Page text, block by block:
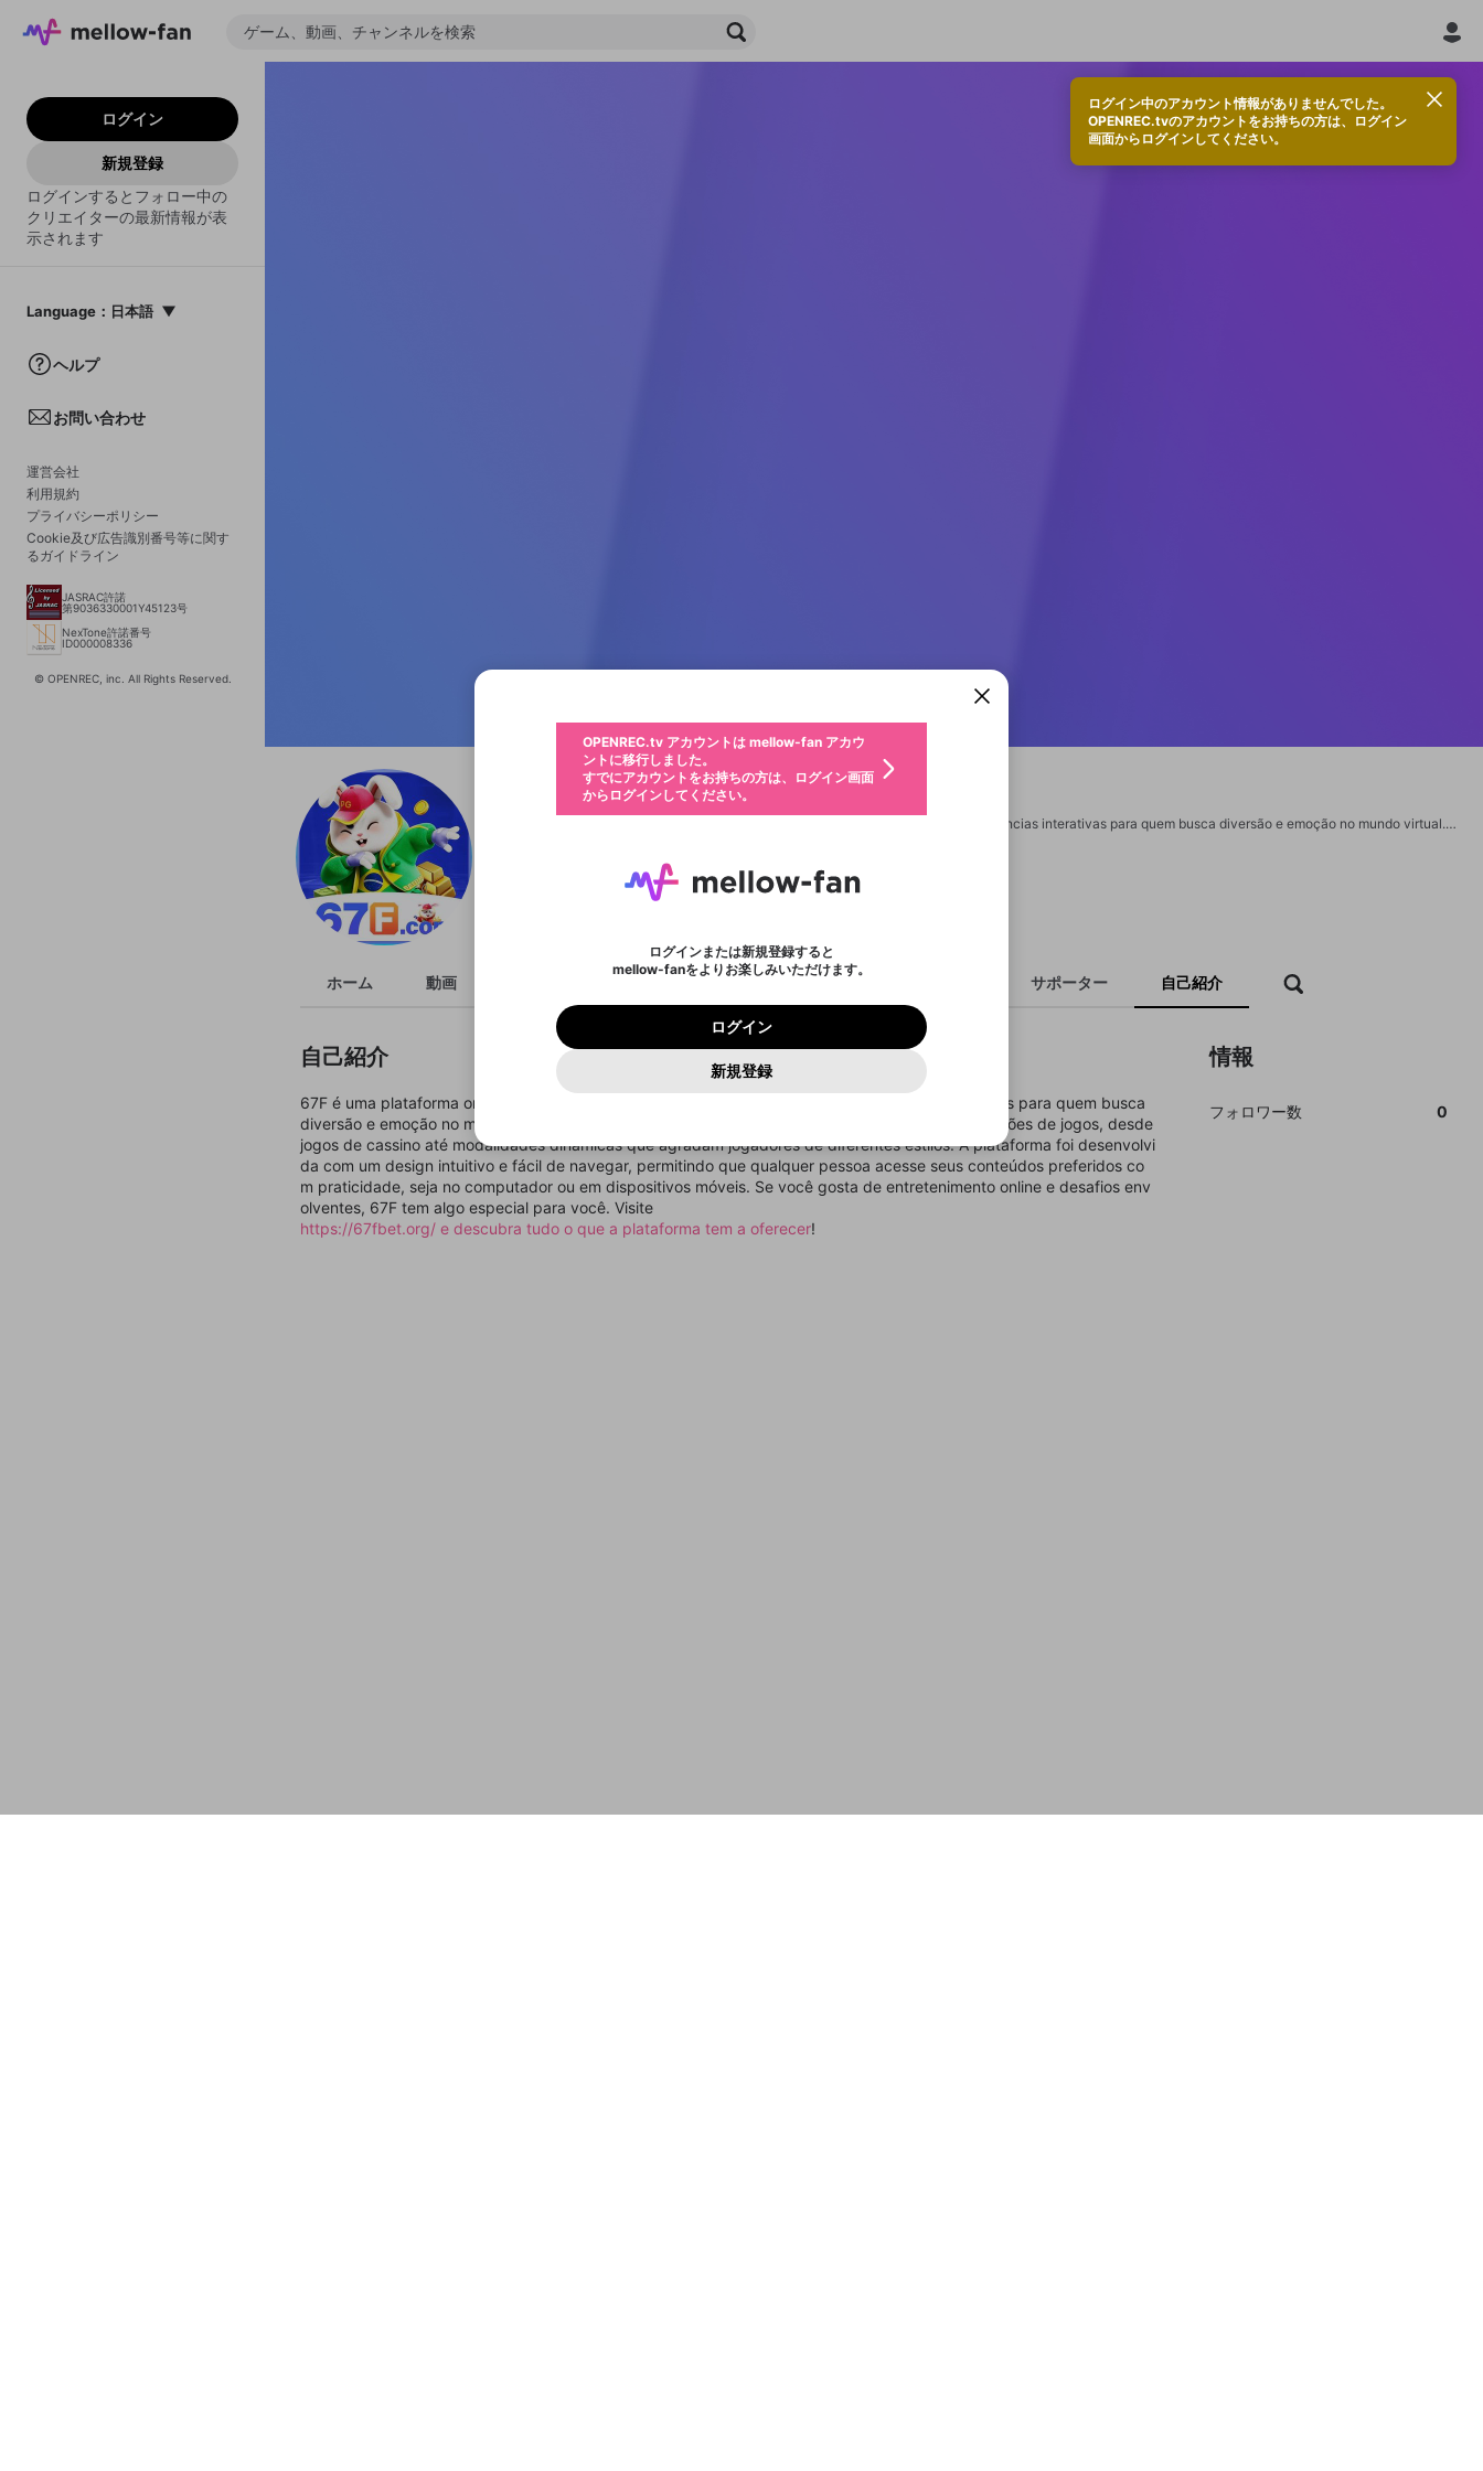
検索履歴をすべて削除しますか？
いいえ はい
ログイン
新規登録
ログインするとフォロー中の
クリエイターの最新情報が表
示されます
Language ： 日本語
中文(簡体)
ヘルプ
お問い合わせ
運営会社
利用規約
プライバシーポリシー
Cookie及び広告識別番号等に関す
るガイドライン
JASRAC許諾
第9036330001Y45123号
NexTone許諾番号
ID000008336
© OPENREC, inc. All Rights Reserved.
ログイン中のアカウント情報がありませんでした。
OPENREC.tvのアカウントをお持ちの方は、ログイン
画面からログインしてください。
67F BET
67F é uma plataforma online de entretenimento digital que oferece jogos e experiências interativas para quem busca diversão e emoção no mundo virtual. No site, os usuários podem encontrar uma variedade de opções de jogos, desde jogos de cassino até modalidades dinâmicas que agradam jogadores de diferentes estilos. A plataforma foi desenvolvida com um design intuitivo e fácil de navegar, permitindo que qualquer pessoa acesse seus conteúdos preferidos com praticidade, seja no computador ou em dispositivos móveis. Se você gosta de entretenimento online e desafios envolventes, 67F tem algo especial para você. Visite https://67fbet.org/ e descubra tudo o que a plataforma tem a oferecer!
ホーム 動画 プレイリスト フォロー サポーター 自己紹介
自己紹介
67F é uma plataforma online de entretenimento digital que oferece jogos e experiências interativas para quem busca
diversão e emoção no mundo virtual. No site, os usuários podem encontrar uma variedade de opções de jogos, desde
jogos de cassino até modalidades dinâmicas que agradam jogadores de diferentes estilos. A plataforma foi desenvolvi
da com um design intuitivo e fácil de navegar, permitindo que qualquer pessoa acesse seus conteúdos preferidos co
m praticidade, seja no computador ou em dispositivos móveis. Se você gosta de entretenimento online e desafios env
olventes, 67F tem algo especial para você. Visite
https://67fbet.org/ e descubra tudo o que a plataforma tem a oferecer!
情報
フォロワー数 0
ブロックリストに追加しますか？
キャンセル OK
この動画の公開は終了しました
OK
ファンレター
応援している配信者にファンレターを送ることができま
す。好きなデザインを選んでメッセージを書いたり、エ
ールアイテムでデコレーションして、配信者に届けまし
※ファンレター機能は有料サービスです。
ファンレターを作成
マイページに表示されている動画 (ライブ配信、配信予定、ア
ーカイブ、アップロード動画) をページのトップに1つ固定で
きます。動画タイトル横のメニューより設定することができま
す。
動画プレイリストを選択
動画プレイリストを選択
選択できるプレイリストがありません。プレイリストは動画の再生画面で作成で
動画プレイリストがありません
閉じる
ポイントが不足しています
ご確認ください
利用規約とプライバシーポリシーが更新されました。
サービスを利用するには変更後の内容をご確認いただ
利用規約を確認しました。
確認しました
新規登録
メールアドレスで新規登録
または
Google
Yahoo! JAPAN
Appleでサインアップ
mellow-fanの利用規約・プライバシーポリシー・外部サービ
スとのID連携に関する同意事項に同意頂いた上で、次にお進み
ください
@
進みください。
アカウント作成
ログイン
メールアドレスでログイン
または
Google
Yahoo! JAPAN
Appleでサインイン
mellow-fanの利用規約・プライバシーポリシー・外部サービ
スとのID連携に関する同意事項に同意頂いた上で、次にお進み
ください
ログイン
ログイン
パスワードを忘れた方はこちら
アカウントをお持ちですか？アカウントを作成する
OPENREC.tv アカウントは mellow-fan アカウ
ントに移行しました。
すでにアカウントをお持ちの方は、ログイン画面
からログインしてください。
ログインまたは新規登録すると
mellow-fanをよりお楽しみいただけます。
ログイン
新規登録
登録したメールアドレスを入力し、送信してください。
再設定する
入力していただいたメールアドレス
に、パスワード再設定用URLを記載
確認ください
OK
年 月
生年月は登録後に変更できません。
お住まいの地域
ご登録いただいた情報はサービスの向上を目的として
使用いたします。
一部サービスをご利用いただくには、生年月の登録が
必要です。
登録
認証コードの入力
ール記載の6桁の認証コードを入力してください。
及びcs.openrec.co.jpドメイン）が受信拒否設定に含まれて
いないかご確認ください。
入力
セッションの有効期限が切れたた
プレミアム会員に入会
不適切なユーザーとして報告します
か？
問題を選択してください
わいせつな表現
著作権の侵害
なりすまし行為
ねずみ講やマルチ商法
誤解を招く配信設定
報告された問題については、利用規約に違反しているかどうか
をスタッフが確認します。この機能をむやみに使用すること
は、利用規約違反になります。
送信
サブスクシェア
限定コミュニティ参加方法
Discordアカウントをお持ちでない方
Discordアカウントを作成
Discordは第三者が提供するコミュニティーサービスで、mellow-
fanとは関わりがありません。Discordに関してのお問い合わせには
お答えすることができません。Discordの仕様変更により、限定コ
ミュニティ特典の提供が終了する可能性がありますが、その際の補
外部サービスとのID連携に関する同意事項
Discordとは？